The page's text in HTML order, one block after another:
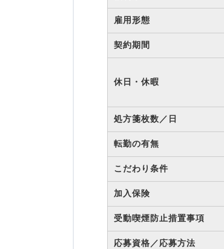
雇用形態
契約期間
休日・休暇
処方箋枚数／日
転勤の有無
こだわり条件
加入保険
受動喫煙防止措置事項
応募資格／応募方法